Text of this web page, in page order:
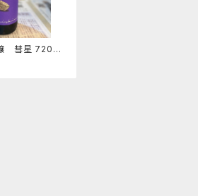
彗星 720ｍ